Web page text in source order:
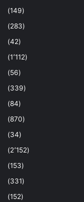
(149)
(283)
(42)
(1٬112)
(56)
(339)
(84)
(870)
(34)
(2٬152)
(153)
(331)
(152)